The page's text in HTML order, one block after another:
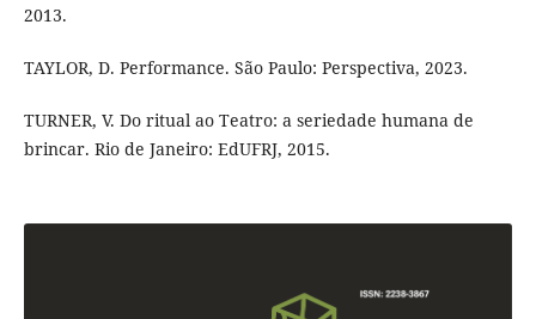
2013.
TAYLOR, D. Performance. São Paulo: Perspectiva, 2023.
TURNER, V. Do ritual ao Teatro: a seriedade humana de
brincar. Rio de Janeiro: EdUFRJ, 2015.